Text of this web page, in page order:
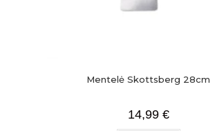
Mentelė Skottsberg 28cm
14,99 €